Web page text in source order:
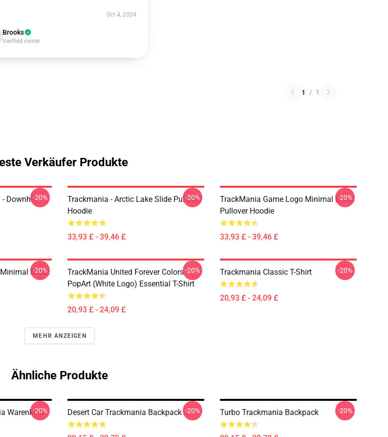
Oct 4, 2024
Brooks
Verified owner
1 / 1
Verkäufer Produkte
- Downhill-20%
Trackmania - Arctic Lake Slide Pullover
Hoodie
33,93 £ - 39,46 £
-20%
TrackMania Game Logo Minimal Black
Pullover Hoodie
33,93 £ - 39,46 £
-20%
Black
-20%
TrackMania United Forever Colors
PopArt (White Logo) Essential T-Shirt
20,93 £ - 24,09 £
-20% Trackmania Classic T-Shirt
20,93 £ - 24,09 £
-20%
MEHR ANZEIGEN
Ähnliche Produkte
Warenkorb
-20% Desert Car Trackmania Backpack -20% Turbo Trackmania Backpack -20%